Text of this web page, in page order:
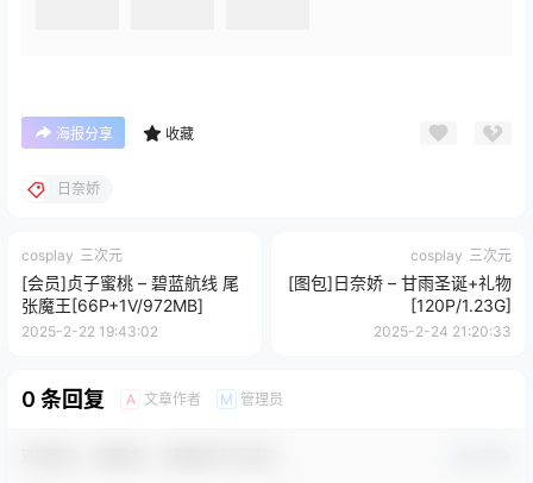
海报分享 收藏
日奈娇
cosplay 三次元
[会员]贞子蜜桃 – 碧蓝航线 尾
张魔王[66P+1V/972MB]
2025-2-22 19:43:02
cosplay 三次元
[图包]日奈娇 – 甘雨圣诞+礼物
[120P/1.23G]
2025-2-24 21:20:33
0 条回复 A 文章作者 M 管理员